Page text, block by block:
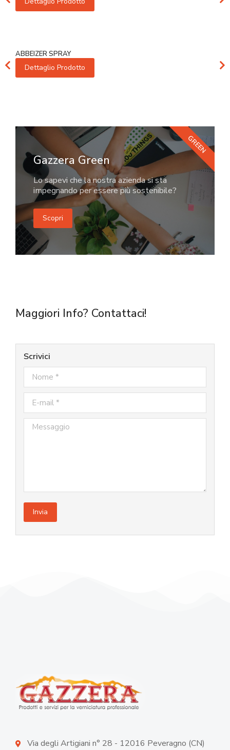
ABBEIZER SPRAY
Dettaglio Prodotto
Gazzera Green
Lo sapevi che la nostra azienda si sta
impegnando per essere più sostenibile?
Scopri
GREEN
Maggiori Info? Contattaci!
Scrivici
Nome *
E-mail *
Messaggio
Invia
Via degli Artigiani n° 28 - 12016 Peveragno (CN)